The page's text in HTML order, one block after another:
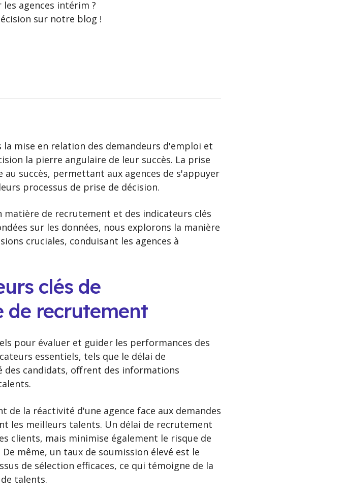
agences intérim ?
sur notre blog !
mise en relation des demandeurs d'emploi et
la pierre angulaire de leur succès. La prise
succès, permettant aux agences de s'appuyer
processus de prise de décision.
matière de recrutement et des indicateurs clés
sur les données, nous explorons la manière
cruciales, conduisant les agences à
clés de
de recrutement
pour évaluer et guider les performances des
essentiels, tels que le délai de
candidats, offrent des informations
la réactivité d'une agence face aux demandes
les meilleurs talents. Un délai de recrutement
clients, mais minimise également le risque de
même, un taux de soumission élevé est le
de sélection efficaces, ce qui témoigne de la
talents.